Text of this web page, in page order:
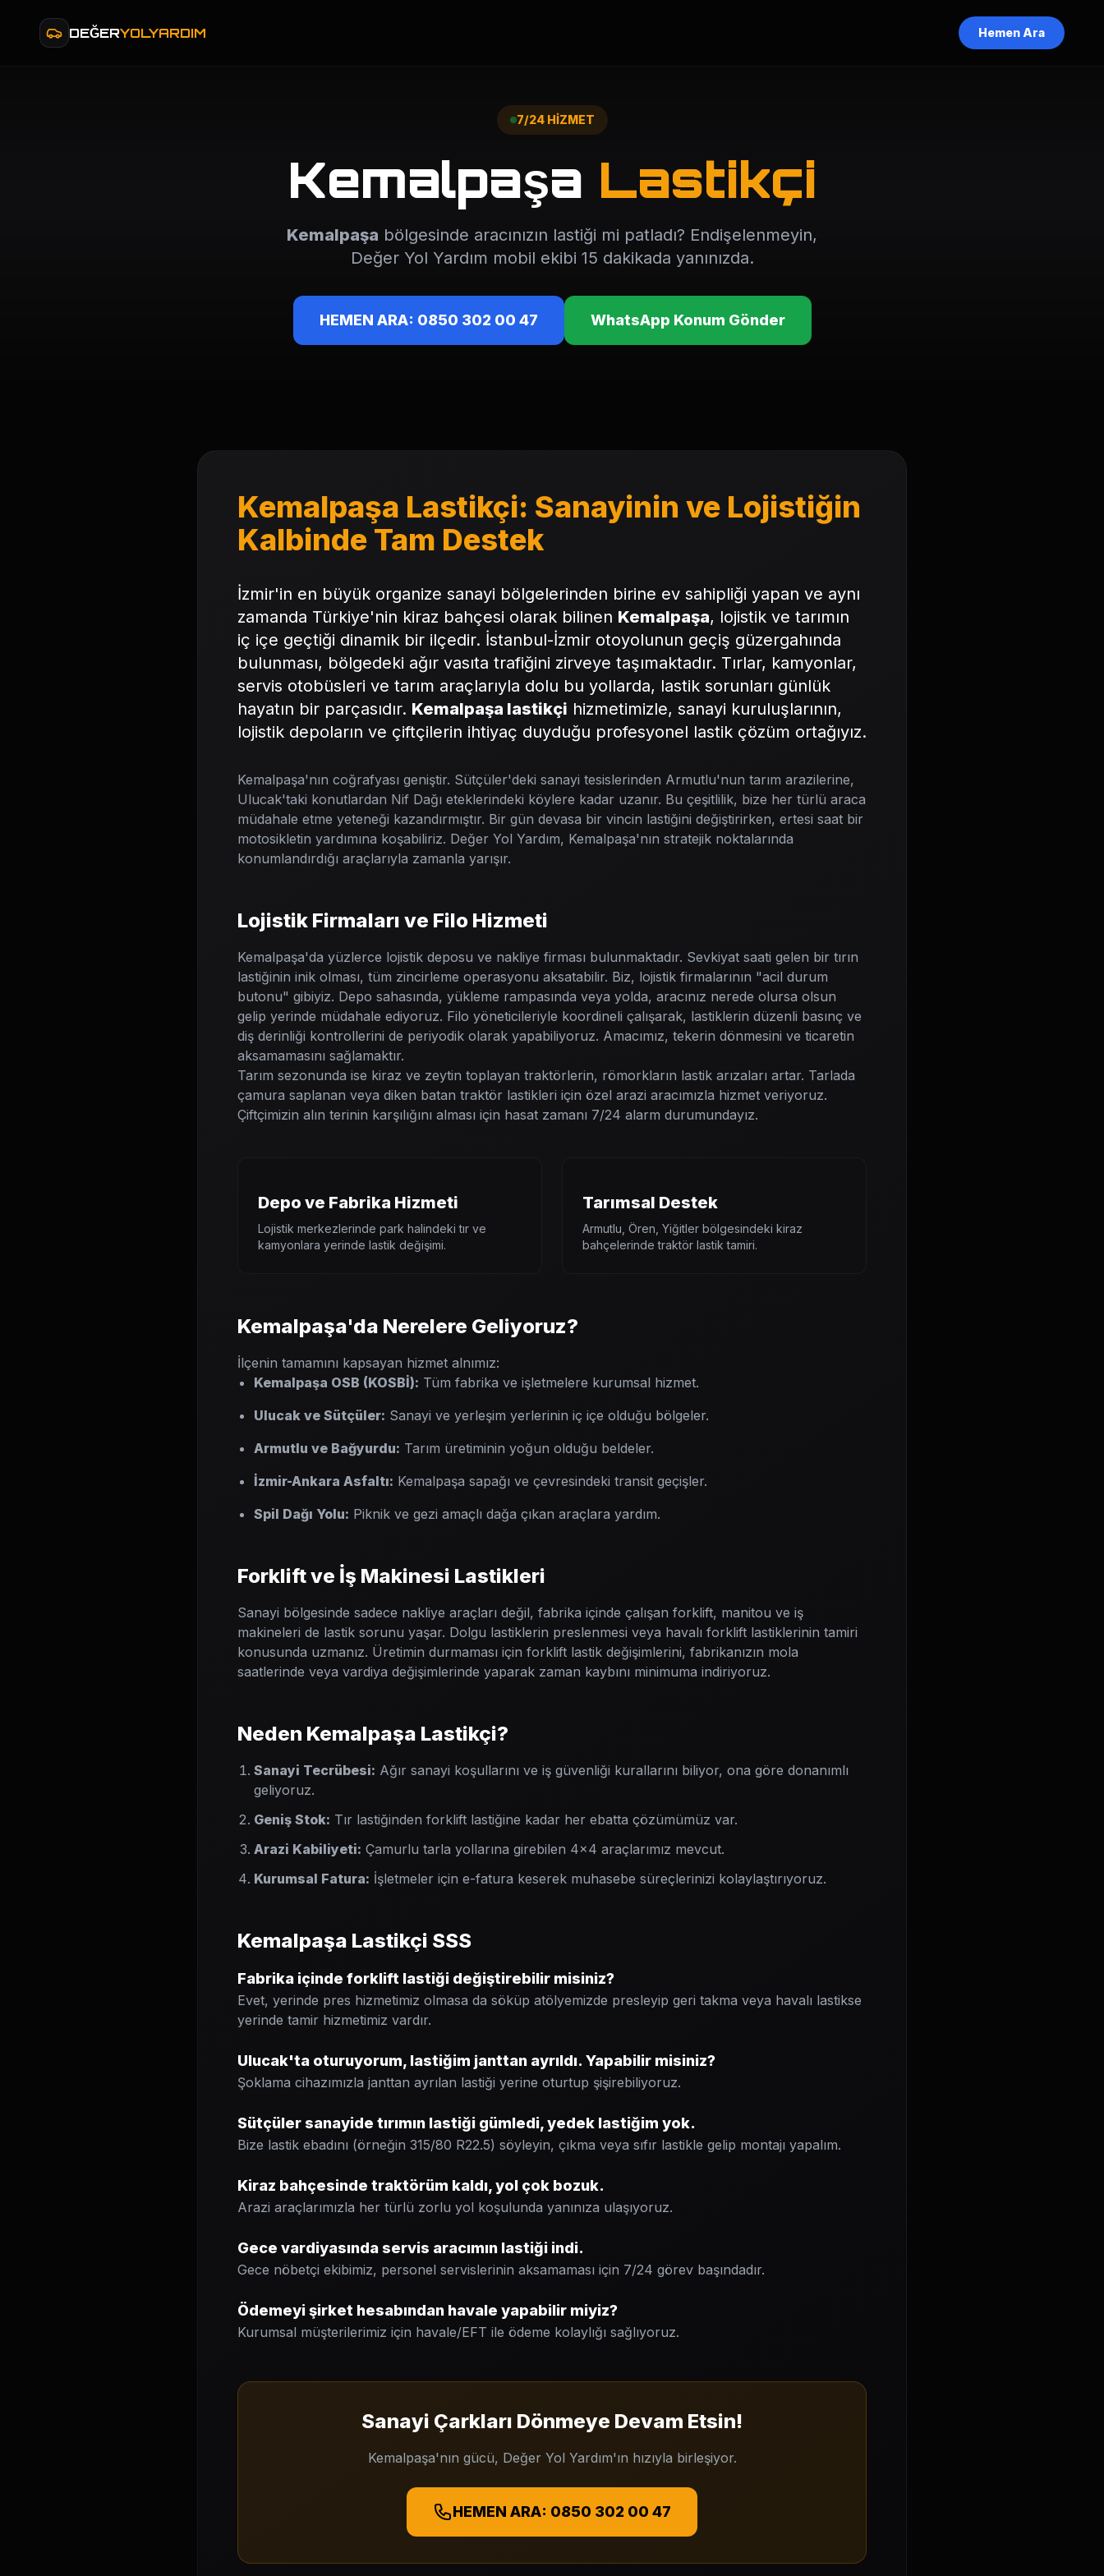
DEĞERYOLYARDIM Hemen Ara
7/24 HİZMET
Kemalpaşa Lastikçi
Kemalpaşa bölgesinde aracınızın lastiği mi patladı? Endişelenmeyin,
Değer Yol Yardım mobil ekibi 15 dakikada yanınızda.
HEMEN ARA: 0850 302 00 47 WhatsApp Konum Gönder
Kemalpaşa Lastikçi: Sanayinin ve Lojistiğin
Kalbinde Tam Destek
İzmir'in en büyük organize sanayi bölgelerinden birine ev sahipliği yapan ve aynı
zamanda Türkiye'nin kiraz bahçesi olarak bilinen Kemalpaşa, lojistik ve tarımın
iç içe geçtiği dinamik bir ilçedir. İstanbul-İzmir otoyolunun geçiş güzergahında
bulunması, bölgedeki ağır vasıta trafiğini zirveye taşımaktadır. Tırlar, kamyonlar,
servis otobüsleri ve tarım araçlarıyla dolu bu yollarda, lastik sorunları günlük
hayatın bir parçasıdır. Kemalpaşa lastikçi hizmetimizle, sanayi kuruluşlarının,
lojistik depoların ve çiftçilerin ihtiyaç duyduğu profesyonel lastik çözüm ortağıyız.
Kemalpaşa'nın coğrafyası geniştir. Sütçüler'deki sanayi tesislerinden Armutlu'nun tarım arazilerine,
Ulucak'taki konutlardan Nif Dağı eteklerindeki köylere kadar uzanır. Bu çeşitlilik, bize her türlü araca
müdahale etme yeteneği kazandırmıştır. Bir gün devasa bir vincin lastiğini değiştirirken, ertesi saat bir
motosikletin yardımına koşabiliriz. Değer Yol Yardım, Kemalpaşa'nın stratejik noktalarında
konumlandırdığı araçlarıyla zamanla yarışır.
Lojistik Firmaları ve Filo Hizmeti
Kemalpaşa'da yüzlerce lojistik deposu ve nakliye firması bulunmaktadır. Sevkiyat saati gelen bir tırın
lastiğinin inik olması, tüm zincirleme operasyonu aksatabilir. Biz, lojistik firmalarının "acil durum
butonu" gibiyiz. Depo sahasında, yükleme rampasında veya yolda, aracınız nerede olursa olsun
gelip yerinde müdahale ediyoruz. Filo yöneticileriyle koordineli çalışarak, lastiklerin düzenli basınç ve
diş derinliği kontrollerini de periyodik olarak yapabiliyoruz. Amacımız, tekerin dönmesini ve ticaretin
aksamamasını sağlamaktır.
Tarım sezonunda ise kiraz ve zeytin toplayan traktörlerin, römorkların lastik arızaları artar. Tarlada
çamura saplanan veya diken batan traktör lastikleri için özel arazi aracımızla hizmet veriyoruz.
Çiftçimizin alın terinin karşılığını alması için hasat zamanı 7/24 alarm durumundayız.
Depo ve Fabrika Hizmeti
Lojistik merkezlerinde park halindeki tır ve
kamyonlara yerinde lastik değişimi.
Tarımsal Destek
Armutlu, Ören, Yiğitler bölgesindeki kiraz
bahçelerinde traktör lastik tamiri.
Kemalpaşa'da Nerelere Geliyoruz?
İlçenin tamamını kapsayan hizmet alnımız:
Kemalpaşa OSB (KOSBİ): Tüm fabrika ve işletmelere kurumsal hizmet.
Ulucak ve Sütçüler: Sanayi ve yerleşim yerlerinin iç içe olduğu bölgeler.
Armutlu ve Bağyurdu: Tarım üretiminin yoğun olduğu beldeler.
İzmir-Ankara Asfaltı: Kemalpaşa sapağı ve çevresindeki transit geçişler.
Spil Dağı Yolu: Piknik ve gezi amaçlı dağa çıkan araçlara yardım.
Forklift ve İş Makinesi Lastikleri
Sanayi bölgesinde sadece nakliye araçları değil, fabrika içinde çalışan forklift, manitou ve iş
makineleri de lastik sorunu yaşar. Dolgu lastiklerin preslenmesi veya havalı forklift lastiklerinin tamiri
konusunda uzmanız. Üretimin durmaması için forklift lastik değişimlerini, fabrikanızın mola
saatlerinde veya vardiya değişimlerinde yaparak zaman kaybını minimuma indiriyoruz.
Neden Kemalpaşa Lastikçi?
Sanayi Tecrübesi: Ağır sanayi koşullarını ve iş güvenliği kurallarını biliyor, ona göre donanımlı
geliyoruz.
Geniş Stok: Tır lastiğinden forklift lastiğine kadar her ebatta çözümümüz var.
Arazi Kabiliyeti: Çamurlu tarla yollarına girebilen 4x4 araçlarımız mevcut.
Kurumsal Fatura: İşletmeler için e-fatura keserek muhasebe süreçlerinizi kolaylaştırıyoruz.
Kemalpaşa Lastikçi SSS
Fabrika içinde forklift lastiği değiştirebilir misiniz?
Evet, yerinde pres hizmetimiz olmasa da söküp atölyemizde presleyip geri takma veya havalı lastikse
yerinde tamir hizmetimiz vardır.
Ulucak'ta oturuyorum, lastiğim janttan ayrıldı. Yapabilir misiniz?
Şoklama cihazımızla janttan ayrılan lastiği yerine oturtup şişirebiliyoruz.
Sütçüler sanayide tırımın lastiği gümledi, yedek lastiğim yok.
Bize lastik ebadını (örneğin 315/80 R22.5) söyleyin, çıkma veya sıfır lastikle gelip montajı yapalım.
Kiraz bahçesinde traktörüm kaldı, yol çok bozuk.
Arazi araçlarımızla her türlü zorlu yol koşulunda yanınıza ulaşıyoruz.
Gece vardiyasında servis aracımın lastiği indi.
Gece nöbetçi ekibimiz, personel servislerinin aksamaması için 7/24 görev başındadır.
Ödemeyi şirket hesabından havale yapabilir miyiz?
Kurumsal müşterilerimiz için havale/EFT ile ödeme kolaylığı sağlıyoruz.
Sanayi Çarkları Dönmeye Devam Etsin!
Kemalpaşa'nın gücü, Değer Yol Yardım'ın hızıyla birleşiyor.
HEMEN ARA: 0850 302 00 47